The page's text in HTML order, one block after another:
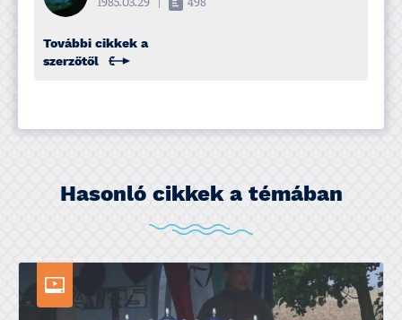
1985.03.29 498
További cikkek a
szerzőtől
Hasonló cikkek a témában